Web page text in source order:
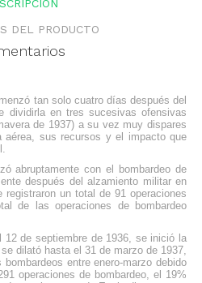
DEL PRODUCTO
tan solo cuatro días después del
dividirla en tres sucesivas ofensivas
de 1937) a su vez muy dispares
aérea, sus recursos y el impacto que
abruptamente con el
bombardeo de
después del alzamiento militar en
registraron un total de 91 operaciones
de las operaciones de bombardeo
12 de septiembre de 1936, se inició la
dilató hasta el 31 de marzo de 1937,
entre enero-marzo debido
operaciones de bombardeo, el 19%